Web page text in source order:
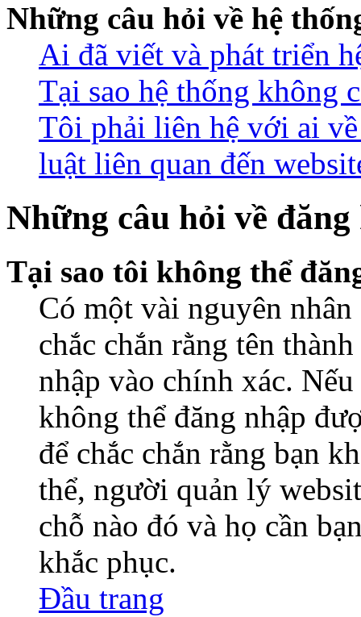
Những câu hỏi về hệ
Ai đã viết và phát triển
Tại sao hệ thống không
Tôi phải liên hệ với ai
luật liên quan đến
Những câu hỏi về
Tại sao tôi không thể
Có một vài nguyên
chắc chắn rằng tên
nhập vào chính xác.
không thể đăng nhập
để chắc chắn rằng bạn
thể, người quản lý
chỗ nào đó và họ cần
khắc phục.
Đầu trang